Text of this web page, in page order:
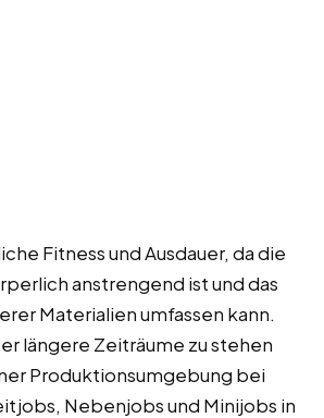
Fitness und Ausdauer, da die
anstrengend ist und das
Materialien umfassen kann.
längere Zeiträume zu stehen
Produktionsumgebung bei
Nebenjobs und Minijobs in